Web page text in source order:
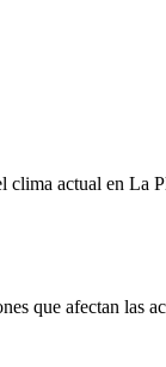
actual en La
que afectan las